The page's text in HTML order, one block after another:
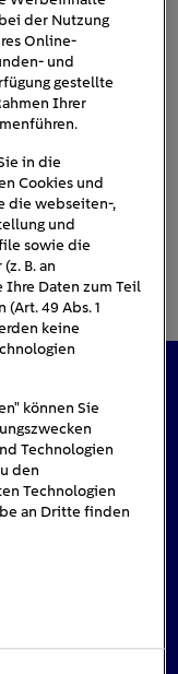
der Nutzung
Online-
und
gestellte
Ihrer
in die
Cookies und
die webseiten-,
und
sowie die
B. an
Daten zum Teil
49 Abs. 1
keine
können Sie
Technologien
den
Technologien
an Dritte finden